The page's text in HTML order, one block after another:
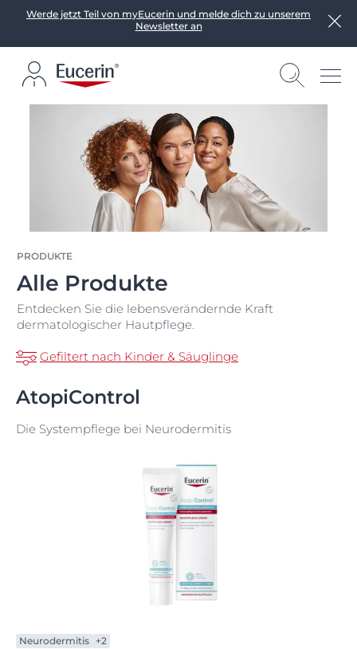
Werde jetzt Teil von myEucerin und melde dich zu unserem
Newsletter an
PRODUKTE
Alle Produkte
Entdecken Sie die lebensverändernde Kraft
dermatologischer Hautpflege.
Gefiltert nach Kinder & Säuglinge
AtopiControl
Die Systempflege bei Neurodermitis
Neurodermitis +2